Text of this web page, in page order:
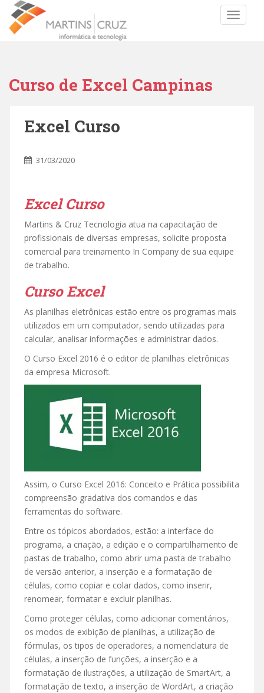
Curso de Excel Campinas
Excel Curso
31/03/2020
Excel Curso
Martins & Cruz Tecnologia atua na capacitação de
profissionais de diversas empresas, solicite proposta
comercial para treinamento In Company de sua equipe
de trabalho.
Curso Excel
As planilhas eletrônicas estão entre os programas mais
utilizados em um computador, sendo utilizadas para
calcular, analisar informações e administrar dados.
O Curso Excel 2016 é o editor de planilhas eletrônicas
da empresa Microsoft.
Assim, o Curso Excel 2016: Conceito e Prática possibilita
compreensão gradativa dos comandos e das
ferramentas do software.
Entre os tópicos abordados, estão: a interface do
programa, a criação, a edição e o compartilhamento de
pastas de trabalho, como abrir uma pasta de trabalho
de versão anterior, a inserção e a formatação de
células, como copiar e colar dados, como inserir,
renomear, formatar e excluir planilhas.
Como proteger células, como adicionar comentários,
os modos de exibição de planilhas, a utilização de
fórmulas, os tipos de operadores, a nomenclatura de
células, a inserção de funções, a inserção e a
formatação de ilustrações, a utilização de SmartArt, a
formatação de texto, a inserção de WordArt, a criação